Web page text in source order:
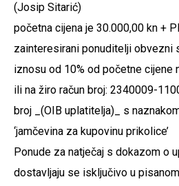
(Josip Sitarić)
početna cijena je 30.000,00 kn +
zainteresirani ponuditelji obvezni
iznosu od 10% od početne cijene
ili na žiro račun broj: 2340009-
broj _(OIB uplatitelja)_ s
‘jamčevina za kupovinu prikolice’
Ponude za natječaj s dokazom o
dostavljaju se isključivo u